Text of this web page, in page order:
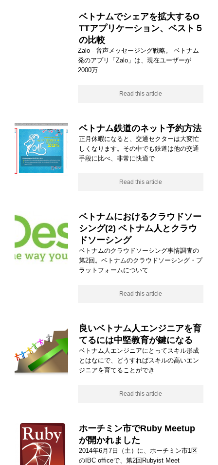
ベトナムでシェアを拡大するO
TTアプリケーション、ベスト５
の比較
Zalo - 音声メッセージング戦略。 ベトナム
発のアプリ「Zalo」は、現在ユーザーが
2000万
Read this article
ベトナム鉄道のネット予約方法
正月休暇になると、交通セクターは大変忙
しくなります。その中でも鉄道は他の交通
手段に比べ、非常に快適で
Read this article
ベトナムにおけるクラウドソー
シング(2) ベトナム人とクラウ
ドソーシング
ベトナムのクラウドソーシング事情調査の
第2回。ベトナムのクラウドソーシング・プ
ラットフォームについて
Read this article
良いベトナム人エンジニアを育
てるには中堅教育が鍵になる
ベトナム人エンジニアにとってスキル形成
とはなにで、どうすればスキルの高いエン
ジニアを育てることができ
Read this article
ホーチミン市でRuby Meetup
が開かれました
2014年6月7日（土）に、ホーチミン市1区
のIBC officeで、第2回Rubyist Meet